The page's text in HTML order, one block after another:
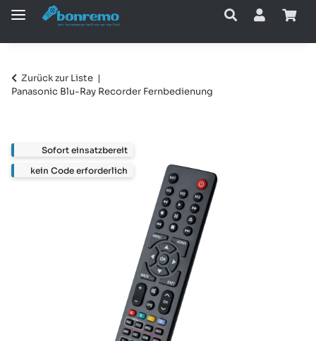
Zurück zur Liste
Panasonic Blu-Ray Recorder Fernbedienung